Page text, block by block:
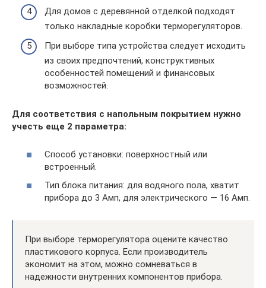
Для домов с деревянной отделкой подходят
только накладные коробки терморегуляторов.
При выборе типа устройства следует исходить
из своих предпочтений, конструктивных
особенностей помещений и финансовых
возможностей.
Для соответствия с напольным покрытием нужно
учесть еще 2 параметра:
Способ установки: поверхностный или
встроенный.
Тип блока питания: для водяного пола, хватит
прибора до 3 Амп, для электрического — 16 Амп.
При выборе терморегулятора оцените качество
пластикового корпуса. Если производитель
экономит на этом, можно сомневаться в
надежности внутренних компонентов прибора.